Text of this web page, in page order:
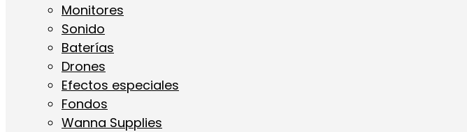
Monitores
Sonido
Baterías
Drones
Efectos especiales
Fondos
Wanna Supplies